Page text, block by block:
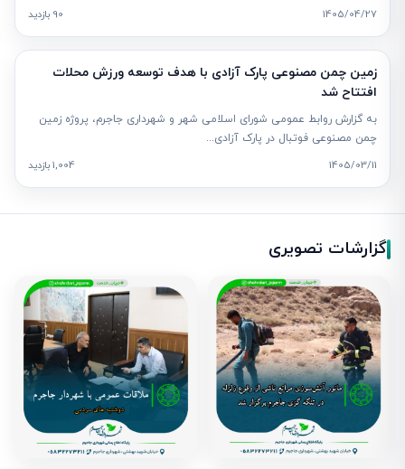
1405/04/27
90 بازدید
زمین چمن مصنوعی پارک آزادی با هدف توسعه ورزش محلات
افتتاح شد
به گزارش روابط عمومی شورای اسلامی شهر و شهرداری جاجرم، پروژه زمین
چمن مصنوعی فوتبال در پارک آزادی...
1405/03/11
1,004 بازدید
گزارشات تصویری